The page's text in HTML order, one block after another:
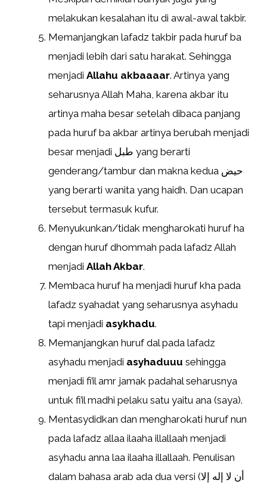
melakukan kesalahan itu di awal-awal takbir.
Memanjangkan lafadz takbir pada huruf ba
menjadi lebih dari satu harakat. Sehingga
menjadi Allahu akbaaaar. Artinya yang
seharusnya Allah Maha, karena akbar itu
artinya maha besar setelah dibaca panjang
pada huruf ba akbar artinya berubah menjadi
besar menjadi طبل yang berarti
genderang/tambur dan makna kedua حيض
yang berarti wanita yang haidh. Dan ucapan
tersebut termasuk kufur.
Menyukunkan/tidak mengharokati huruf ha
dengan huruf dhommah pada lafadz Allah
menjadi Allah Akbar.
Membaca huruf ha menjadi huruf kha pada
lafadz syahadat yang seharusnya asyhadu
tapi menjadi asykhadu.
Memanjangkan huruf dal pada lafadz
asyhadu menjadi asyhaduuu sehingga
menjadi fi’il amr jamak padahal seharusnya
untuk fi’il madhi pelaku satu yaitu ana (saya).
Mentasydidkan dan mengharokati huruf nun
pada lafadz allaa ilaaha illallaah menjadi
asyhadu anna laa ilaaha illallaah. Penulisan
dalam bahasa arab ada dua versi (أن لا إله إلا